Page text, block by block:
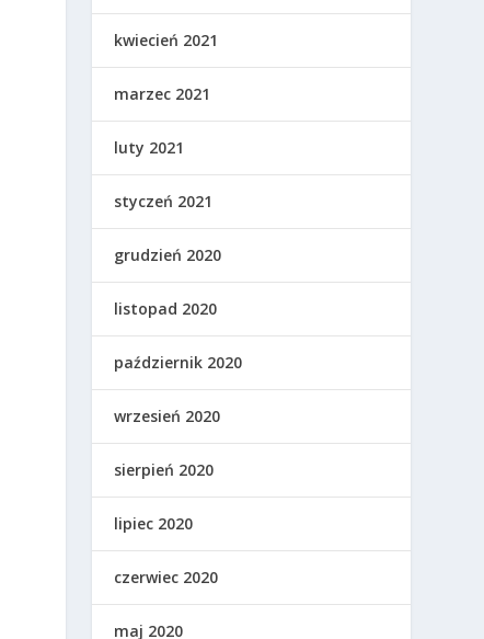
kwiecień 2021
marzec 2021
luty 2021
styczeń 2021
grudzień 2020
listopad 2020
październik 2020
wrzesień 2020
sierpień 2020
lipiec 2020
czerwiec 2020
maj 2020